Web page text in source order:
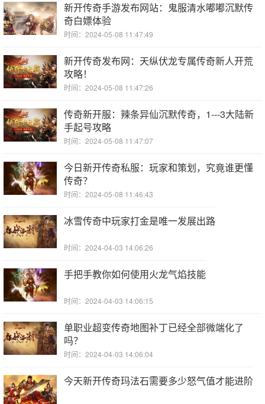
新开传奇手游发布网站：鬼服清水嘟嘟沉默传
奇白嫖体验
时间：2024-05-08 11:47:49
新开传奇发布网：天纵伏龙专属传奇新人开荒
攻略！
时间：2024-05-08 11:47:26
传奇新开服：辣条异仙沉默传奇，1---3大陆新
手起号攻略
时间：2024-05-08 11:47:07
今日新开传奇私服：玩家和策划，究竟谁更懂
传奇？
时间：2024-05-08 11:46:43
冰雪传奇中玩家打金是唯一发展出路
时间：2024-04-03 14:06:26
手把手教你如何使用火龙气焰技能
时间：2024-04-03 14:06:15
单职业超变传奇地图补丁已经全部微端化了
吗？
时间：2024-04-03 14:06:04
今天新开传奇玛法石需要多少怒气值才能进阶